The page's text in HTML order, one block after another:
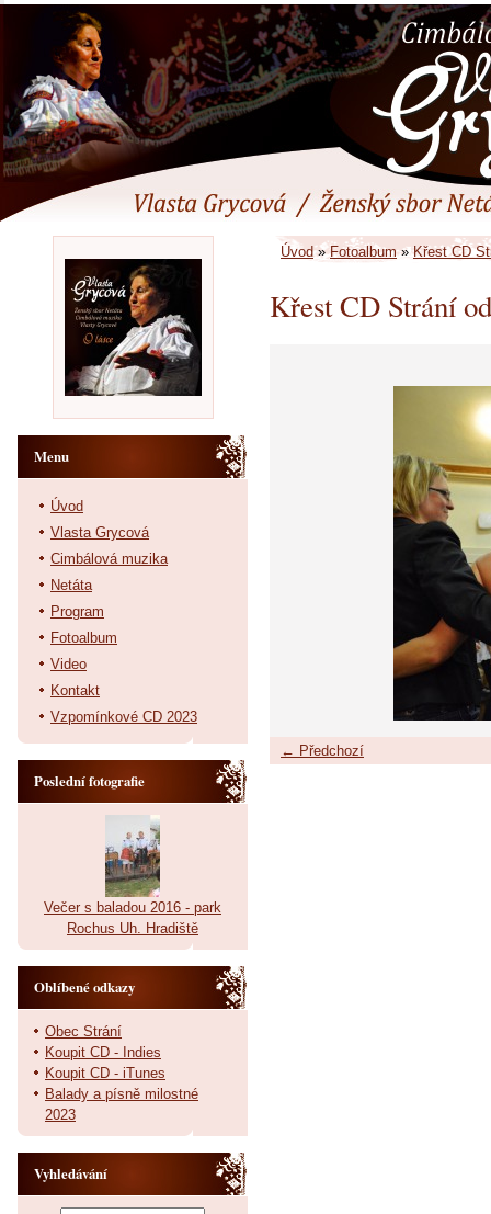
Úvod»Fotoalbum»Křest CD
Křest CD Strání
← Předchozí
Menu
Úvod
Vlasta Grycová
Cimbálová muzika
Netáta
Program
Fotoalbum
Video
Kontakt
Vzpomínkové CD 2023
Poslední fotografie
Večer s baladou 2016 - park
Rochus Uh. Hradiště
Oblíbené odkazy
Obec Strání
Koupit CD - Indies
Koupit CD - iTunes
Balady a písně milostné
2023
Vyhledávání